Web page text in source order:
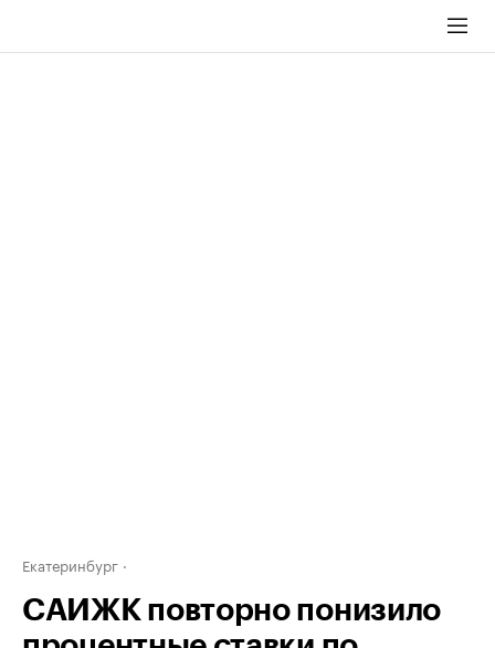
Екатеринбург
САИЖК повторно понизило